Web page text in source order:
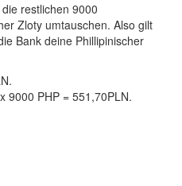
restlichen 9000
Zloty umtauschen. Also gilt
Bank deine Phillipinischer
9000 PHP = 551,70PLN.